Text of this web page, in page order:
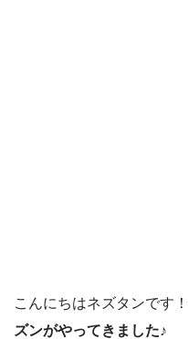
こんにちはネズタンです！
ズンがやってきました♪